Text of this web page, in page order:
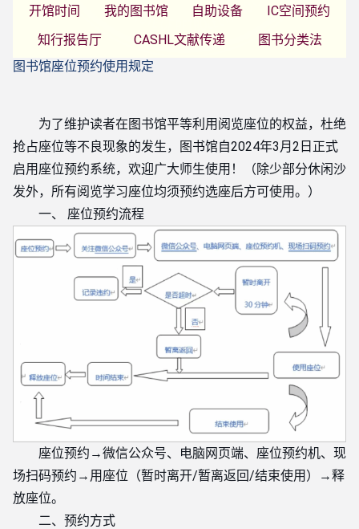
图书馆座位预约使用规定
为了维护读者在图书馆平等利用阅览座位的权益，杜绝
抢占座位等不良现象的发生，图书馆自2024年3月2日正式
启用座位预约系统，欢迎广大师生使用！（除少部分休闲沙
发外，所有阅览学习座位均须预约选座后方可使用。）
一、 座位预约流程
座位预约→微信公众号、电脑网页端、座位预约机、现
场扫码预约→用座位（暂时离开/暂离返回/结束使用）→释
放座位。
二、预约方式
开馆时间 我的图书馆 自助设备
IC空间预约
知行报告厅
CASHL文献传递 图书分类法